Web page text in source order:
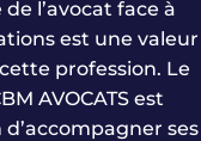
un pan intrinsèque
et notamment
des nouvelles
Le cabinet ACBM
par le droit et